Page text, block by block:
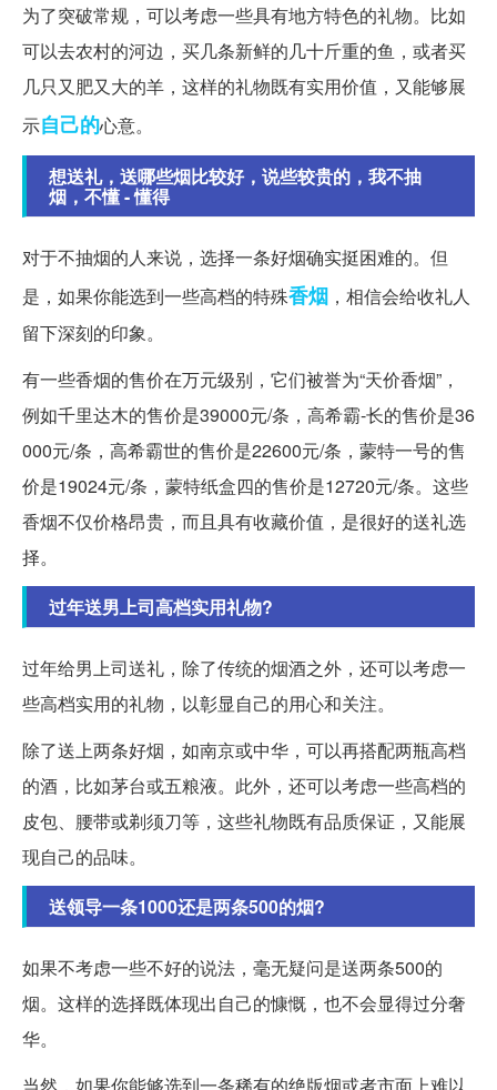
为了突破常规，可以考虑一些具有地方特色的礼物。比如
可以去农村的河边，买几条新鲜的几十斤重的鱼，或者买
几只又肥又大的羊，这样的礼物既有实用价值，又能够展
示自己的心意。
想送礼，送哪些烟比较好，说些较贵的，我不抽
烟，不懂 - 懂得
对于不抽烟的人来说，选择一条好烟确实挺困难的。但
是，如果你能选到一些高档的特殊香烟 ，相信会给收礼人
留下深刻的印象。
有一些香烟的售价在万元级别，它们被誉为“天价香烟”，
例如千里达木的售价是39000元/条，高希霸-长的售价是36
000元/条，高希霸世的售价是22600元/条，蒙特一号的售
价是19024元/条，蒙特纸盒四的售价是12720元/条。这些
香烟不仅价格昂贵，而且具有收藏价值，是很好的送礼选
择。
过年送男上司高档实用礼物?
过年给男上司送礼，除了传统的烟酒之外，还可以考虑一
些高档实用的礼物，以彰显自己的用心和关注。
除了送上两条好烟，如南京或中华，可以再搭配两瓶高档
的酒，比如茅台或五粮液。此外，还可以考虑一些高档的
皮包、腰带或剃须刀等，这些礼物既有品质保证，又能展
现自己的品味。
送领导一条1000还是两条500的烟?
如果不考虑一些不好的说法，毫无疑问是送两条500的
烟。这样的选择既体现出自己的慷慨，也不会显得过分奢
华。
当然，如果你能够选到一条稀有的绝版烟或者市面上难以